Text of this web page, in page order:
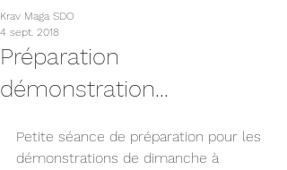
Préparation
démonstration...
Krav Maga SDO
4 sept. 2018
Petite séance de préparation pour les
démonstrations de dimanche à